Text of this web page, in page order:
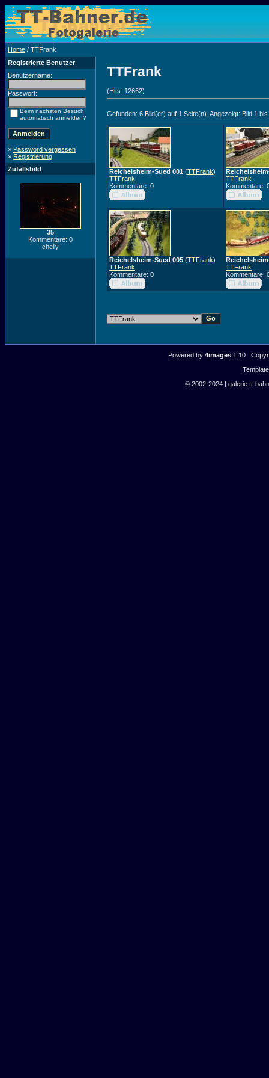
Home / TTFrank
Registrierte Benutzer
Benutzername:
Passwort:
Beim nächsten Besuch
automatisch anmelden?
» Password vergessen
» Registrierung
Zufallsbild
35
Kommentare: 0
chelly
TTFrank
(Hits: 12662)
Gefunden: 6 Bild(er) auf 1 Seite(n). Angezeigt: Bild 1 bis
Reichelsheim-Sued 001 (TTFrank)
TTFrank
Kommentare: 0
TTFrank
Kommentare:
Reichelsheim-Sued 005 (TTFrank)
TTFrank
Kommentare: 0
TTFrank
Kommentare:
Powered by 4images1.10
© 2002-2024 | galerie.tt-